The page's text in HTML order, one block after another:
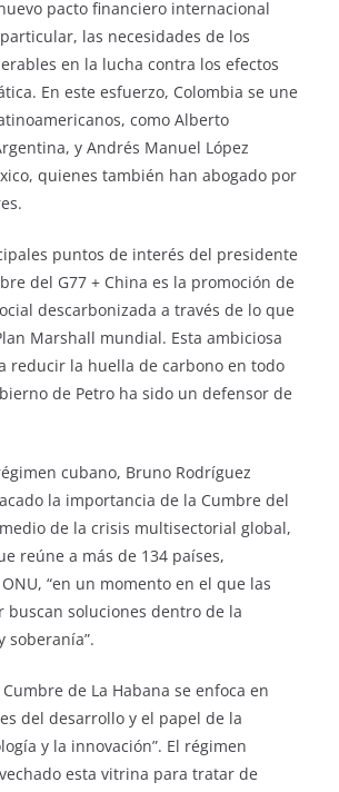
pacto financiero internacional
las necesidades de los
en la lucha contra los efectos
En este esfuerzo, Colombia se une
como Alberto
y Andrés Manuel López
quienes también han abogado por
puntos de interés del presidente
del G77 + China es la promoción de
descarbonizada a través de lo que
Marshall mundial. Esta ambiciosa
reducir la huella de carbono en todo
de Petro ha sido un defensor de
cubano, Bruno Rodríguez
la importancia de la Cumbre del
de la crisis multisectorial global,
reúne a más de 134 países,
“en un momento en el que las
buscan soluciones dentro de la
soberanía”.
de La Habana se enfoca en
del desarrollo y el papel de la
y la innovación”. El régimen
esta vitrina para tratar de